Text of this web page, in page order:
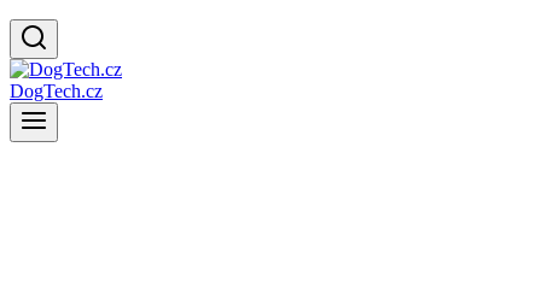
DogTech.cz